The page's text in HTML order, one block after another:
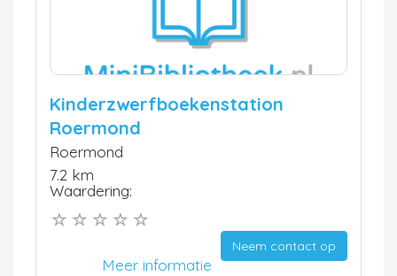
Kinderzwerfboekenstation
Roermond
Roermond
7.2 km
Waardering:
Neem contact op
Meer informatie